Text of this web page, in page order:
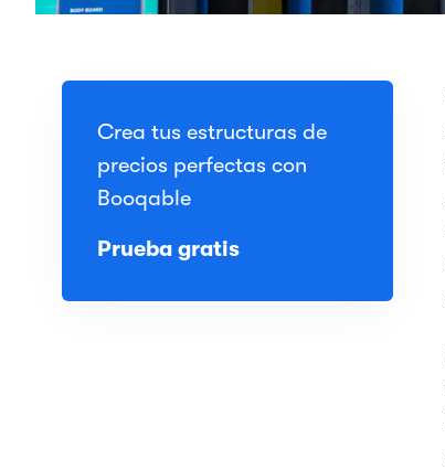
Crea tus estructuras de
precios perfectas con
Booqable
Prueba gratis